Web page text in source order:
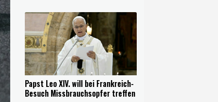
Ort festgenommen, wie die Polizei
in Bergheim und die Kölner
Staatsanwaltschaft am Freitag
mitteilten. Die Ermittler waren
demnach durch einen
Zeugenhinweis auf die Plantage
aufmerksam geworden. Insgesamt
wurden am Donnerstag drei Objekte
im Rhein-Erft-Kreis durchsucht.
Papst Leo XIV. will bei Frankreich-
Besuch Missbrauchsopfer treffen